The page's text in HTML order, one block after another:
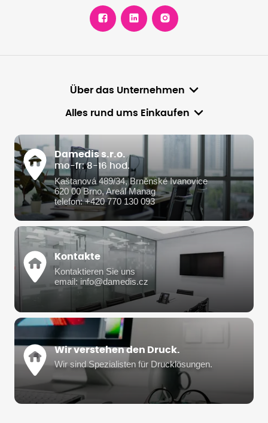
Über das Unternehmen
Alles rund ums Einkaufen
Damedis s.r.o.
mo-fr: 8-16 hod.
Kaštanová 489/34, Brněnské Ivanovice
620 00 Brno, Areál Manag
telefon: +420 770 130 093
Kontakte
Kontaktieren Sie uns
email: info@damedis.cz
Wir verstehen den Druck.
Wir sind Spezialisten für Drucklösungen.